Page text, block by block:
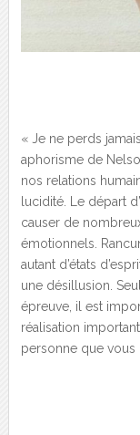
« Je ne perds
aphorisme de
nos relations
lucidité. Le départ
causer de
émotionnels.
autant d’états
une désillusion.
épreuve, il est
réalisation
personne que